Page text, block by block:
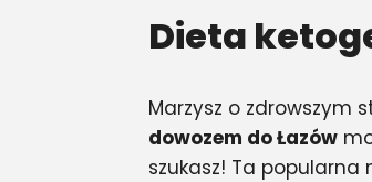
Dieta
Marzysz o zdrowszym
dowozem do Łazów
szukasz! Ta